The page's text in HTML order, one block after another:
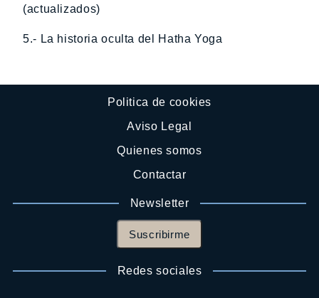
(actualizados)
5.- La historia oculta del Hatha Yoga
Politica de cookies
Aviso Legal
Quienes somos
Contactar
Newsletter
Suscribirme
Redes sociales